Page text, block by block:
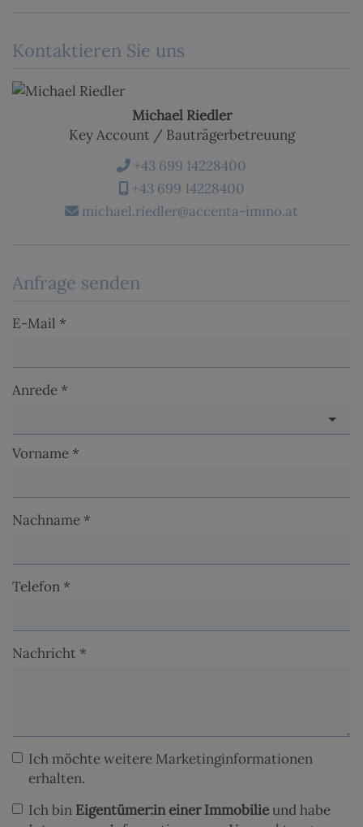
Kontaktieren Sie uns
Michael Riedler
Key Account / Bauträgerbetreuung
+43 699 14228400
+43 699 14228400
michael.riedler@accenta-immo.at
Anfrage senden
E-Mail
Anrede
Vorname
Nachname
Telefon
Nachricht
Ich möchte weitere Marketinginformationen
erhalten.
Ich bin Eigentümer:in einer Immobilie und habe